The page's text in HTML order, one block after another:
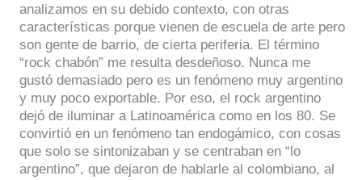
analizamos en su debido contexto, con otras
características porque vienen de escuela de arte pero
son gente de barrio, de cierta periferia. El término
“rock chabón” me resulta desdeñoso. Nunca me
gustó demasiado pero es un fenómeno muy argentino
y muy poco exportable. Por eso, el rock argentino
dejó de iluminar a Latinoamérica como en los 80. Se
convirtió en un fenómeno tan endogámico, con cosas
que solo se sintonizaban y se centraban en “lo
argentino”, que dejaron de hablarle al colombiano, al